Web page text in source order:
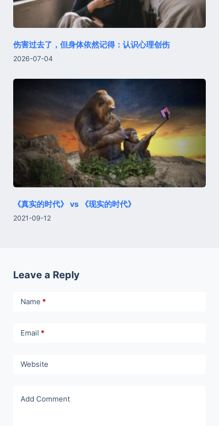
伤害过去了，但身体依然记得：认识心理创伤
2026-07-04
《真实的时代》 vs 《现实的时代》
2021-09-12
Leave a Reply
Name *
Email *
Website
Add Comment